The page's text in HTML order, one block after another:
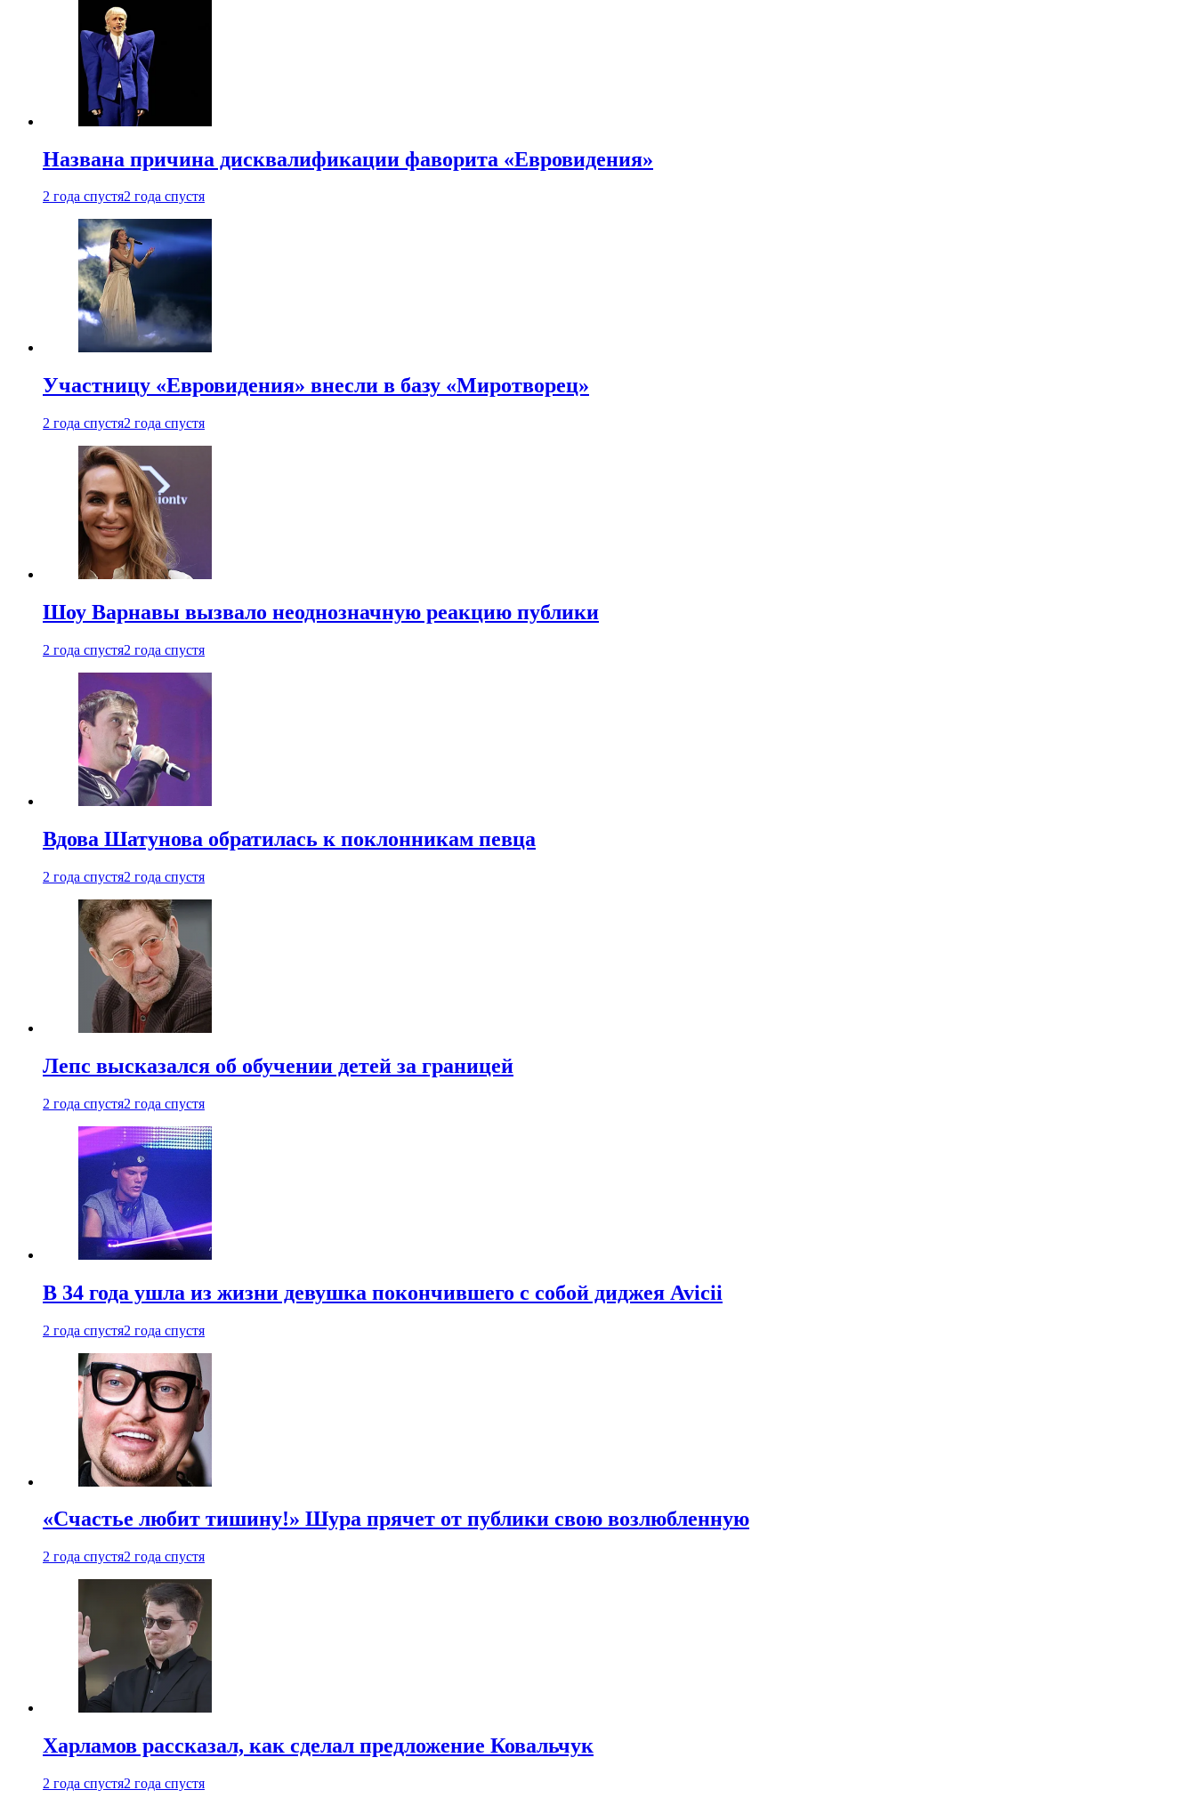
Названа причина дисквалификации фаворита «Евровидения»
2 года спустя2 года спустя
Участницу «Евровидения» внесли в базу «Миротворец»
2 года спустя2 года спустя
Шоу Варнавы вызвало неоднозначную реакцию публики
2 года спустя2 года спустя
Вдова Шатунова обратилась к поклонникам певца
2 года спустя2 года спустя
Лепс высказался об обучении детей за границей
2 года спустя2 года спустя
В 34 года ушла из жизни девушка покончившего с собой диджея Avicii
2 года спустя2 года спустя
«Счастье любит тишину!» Шура прячет от публики свою возлюбленную
2 года спустя2 года спустя
Харламов рассказал, как сделал предложение Ковальчук
2 года спустя2 года спустя